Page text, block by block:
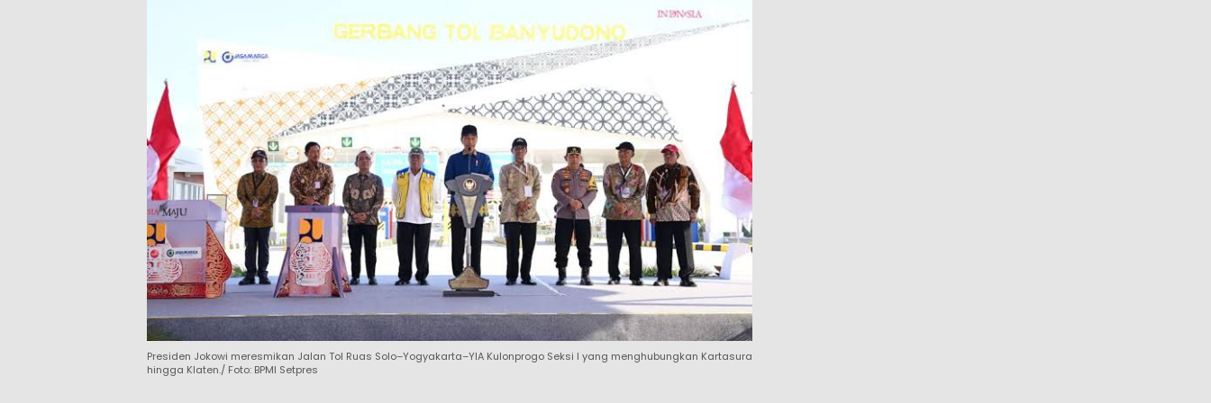
Presiden Jokowi meresmikan Jalan Tol Ruas Solo–Yogyakarta–YIA Kulonprogo Seksi I yang menghubungkan Kartasura
hingga Klaten./ Foto: BPMI Setpres